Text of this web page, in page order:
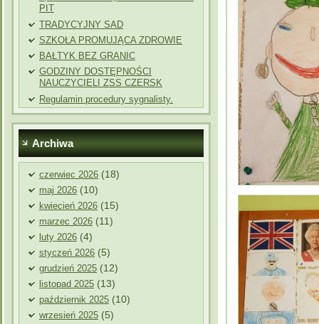
PIT
TRADYCYJNY SAD
SZKOŁA PROMUJĄCA ZDROWIE
BAŁTYK BEZ GRANIC
GODZINY DOSTĘPNOŚCI
NAUCZYCIELI ZSS CZERSK
Regulamin procedury sygnalisty.
Archiwa
czerwiec 2026 (18)
maj 2026 (10)
kwiecień 2026 (15)
marzec 2026 (11)
luty 2026 (4)
styczeń 2026 (5)
grudzień 2025 (12)
listopad 2025 (13)
październik 2025 (10)
wrzesień 2025 (5)